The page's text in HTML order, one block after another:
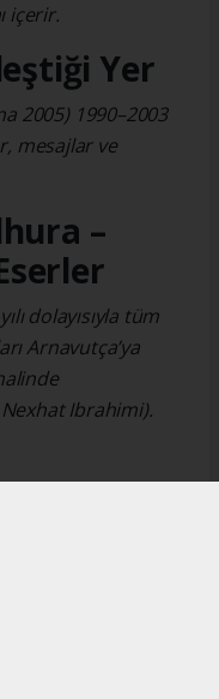
içerir.
Yer
2005) 1990–2003
mesajlar ve
–
dolayısıyla tüm
Arnavutça’ya
Nexhat Ibrahimi).